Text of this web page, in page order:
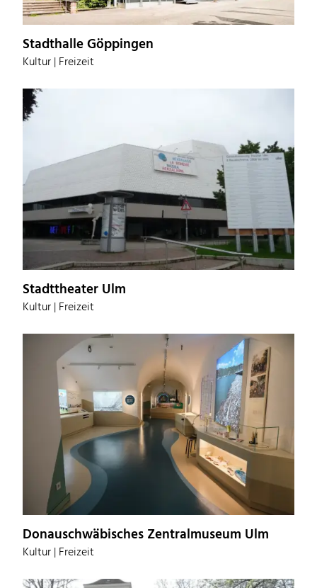
Stadthalle Göppingen
Kultur | Freizeit
Stadttheater Ulm
Kultur | Freizeit
Donauschwäbisches Zentralmuseum Ulm
Kultur | Freizeit